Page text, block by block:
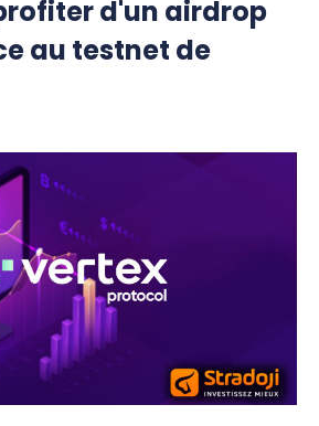
d'un airdrop
au testnet de